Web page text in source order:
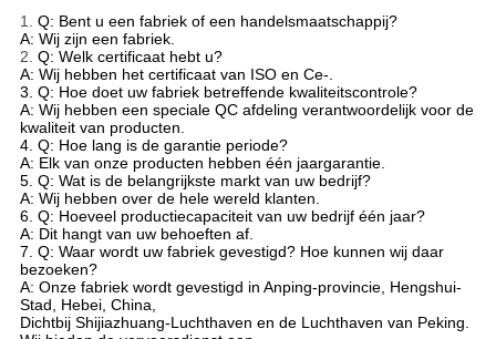
1. Q: Bent u een fabriek of een handelsmaatschappij?
A: Wij zijn een fabriek.
2. Q: Welk certificaat hebt u?
A: Wij hebben het certificaat van ISO en Ce-.
3. Q: Hoe doet uw fabriek betreffende kwaliteitscontrole?
A: Wij hebben een speciale QC afdeling verantwoordelijk voor de
kwaliteit van producten.
4. Q: Hoe lang is de garantie periode?
A: Elk van onze producten hebben één jaargarantie.
5. Q: Wat is de belangrijkste markt van uw bedrijf?
A: Wij hebben over de hele wereld klanten.
6. Q: Hoeveel productiecapaciteit van uw bedrijf één jaar?
A: Dit hangt van uw behoeften af.
7. Q: Waar wordt uw fabriek gevestigd? Hoe kunnen wij daar
bezoeken?
A: Onze fabriek wordt gevestigd in Anping-provincie, Hengshui-
Stad, Hebei, China,
Dichtbij Shijiazhuang-Luchthaven en de Luchthaven van Peking.